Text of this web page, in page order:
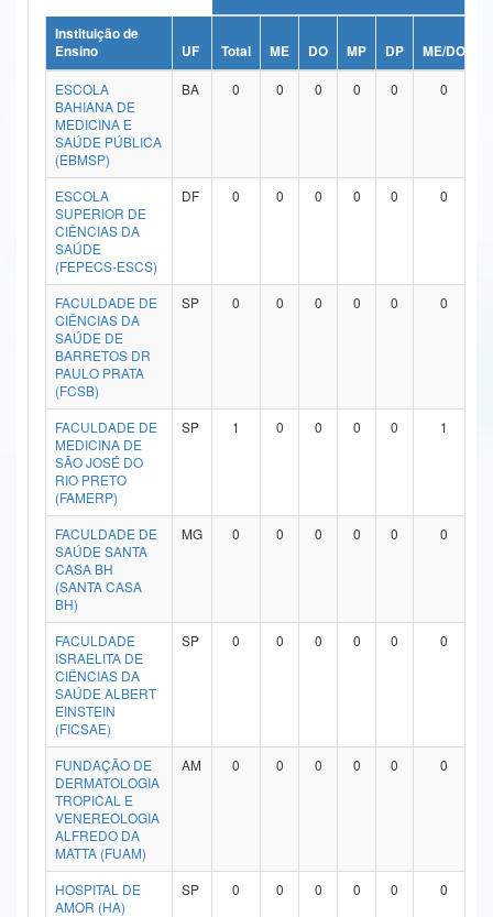
Ministério da Ciência, Tecnologia, Inovações e Comunicações
Ministério do Meio Ambiente
Ministério do Turismo
Ministério do Desenvolvimento Regional
Controladoria-Geral da União
Ministério da Mulher, da Família e dos Direitos Humanos
Secretaria de Governo
Gabinete de Segurança Institucional
Advocacia-Geral da União
Banco Central do Brasil
Instituição de
Ensino
UF Total ME DO MP DP ME/DO
ESCOLA
BAHIANA DE
MEDICINA E
SAÚDE PÚBLICA
(EBMSP)
BA 0 0 0 0 0 0
ESCOLA
SUPERIOR DE
CIÊNCIAS DA
SAÚDE
(FEPECS-ESCS)
DF 0 0 0 0 0 0
FACULDADE DE
CIÊNCIAS DA
SAÚDE DE
BARRETOS DR
PAULO PRATA
(FCSB)
SP 0 0 0 0 0 0
FACULDADE DE
MEDICINA DE
SÃO JOSÉ DO
RIO PRETO
(FAMERP)
SP 1 0 0 0 0 1
FACULDADE DE
SAÚDE SANTA
CASA BH
(SANTA CASA
BH)
MG 0 0 0 0 0 0
FACULDADE
ISRAELITA DE
CIÊNCIAS DA
SAÚDE ALBERT
EINSTEIN
(FICSAE)
SP 0 0 0 0 0 0
FUNDAÇÃO DE
DERMATOLOGIA
TROPICAL E
VENEREOLOGIA
ALFREDO DA
MATTA (FUAM)
AM 0 0 0 0 0 0
HOSPITAL DE
AMOR (HA)
SP 0 0 0 0 0 0